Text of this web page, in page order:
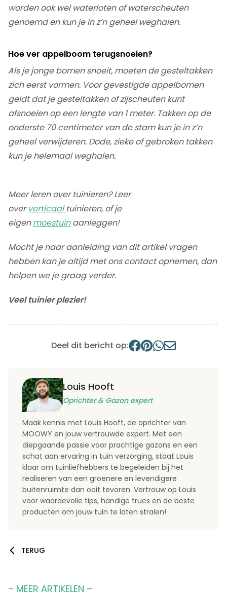
worden ook wel waterloten of waterscheuten
genoemd en kun je in z’n geheel weghalen.
Hoe ver appelboom terugsnoeien?
Als je jonge bomen snoeit, moeten de gesteltakken
zich eerst vormen. Voor gevestigde appelbomen
geldt dat je gesteltakken of zijscheuten kunt
afsnoeien op een lengte van 1 meter. Takken op de
onderste 70 centimeter van de stam kun je in z’n
geheel verwijderen. Dode, zieke of gebroken takken
kun je helemaal weghalen.
Meer leren over tuinieren? Leer
oververticaaltuinieren, of je
eigenmoestuinaanleggen!
Mocht je naar aanleiding van dit artikel vragen
hebben kan je altijd met ons contact opnemen, dan
helpen we je graag verder.
Veel tuinier plezier!
Deel dit bericht op:
Louis Hooft
Oprichter & Gazon expert
Maak kennis met Louis Hooft, de oprichter van
MOOWY en jouw vertrouwde expert. Met een
diepgaande passie voor prachtige gazons en een
schat aan ervaring in tuin verzorging, staat Louis
klaar om tuinliefhebbers te begeleiden bij het
realiseren van een groenere en levendigere
buitenruimte dan ooit tevoren. Vertrouw op Louis
voor waardevolle tips, handige trucs en de beste
producten om jouw tuin te laten stralen!
TERUG
– MEER ARTIKELEN –